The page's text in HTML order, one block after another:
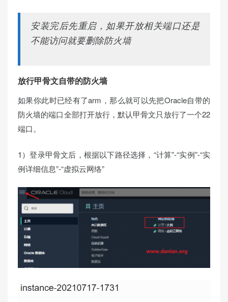
安装完后先重启，如果开放相关端口还是
不能访问就要删除防火墙
放行甲骨文自带的防火墙
如果你此时已经有了arm，那么就可以先把Oracle自带的
防火墙的端口全部打开放行，默认甲骨文只放行了一个22
端口。
1）登录甲骨文后，根据以下路径选择，“计算”-“实例”-“实
例详细信息”-“虚拟云网络”